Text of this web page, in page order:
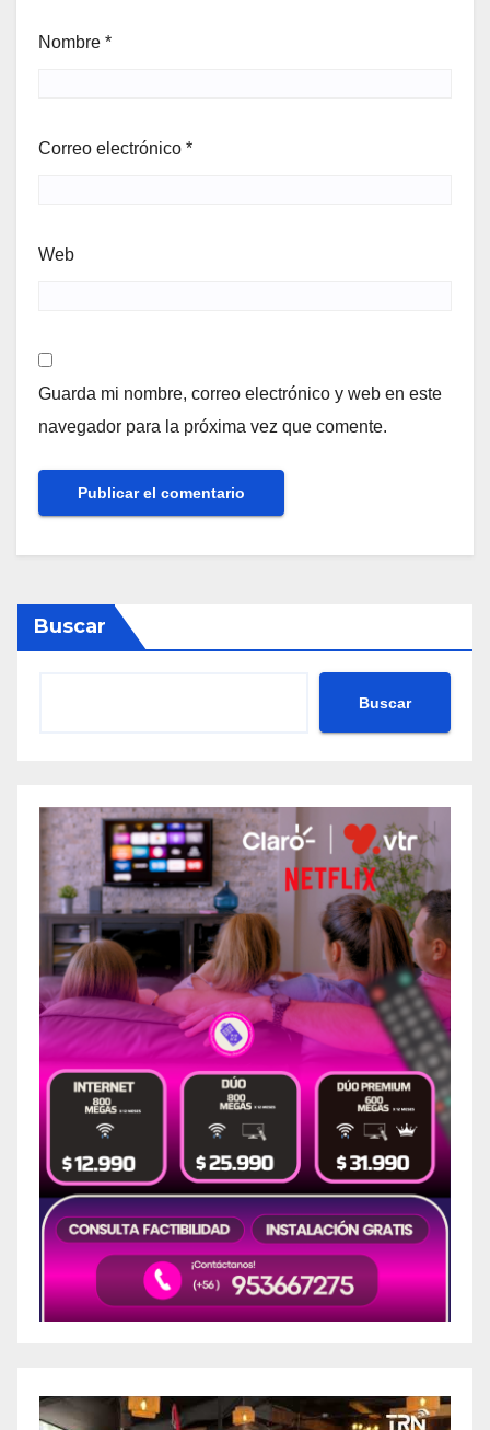
Nombre *
Correo electrónico *
Web
Guarda mi nombre, correo electrónico y web en este
navegador para la próxima vez que comente.
Buscar
Buscar